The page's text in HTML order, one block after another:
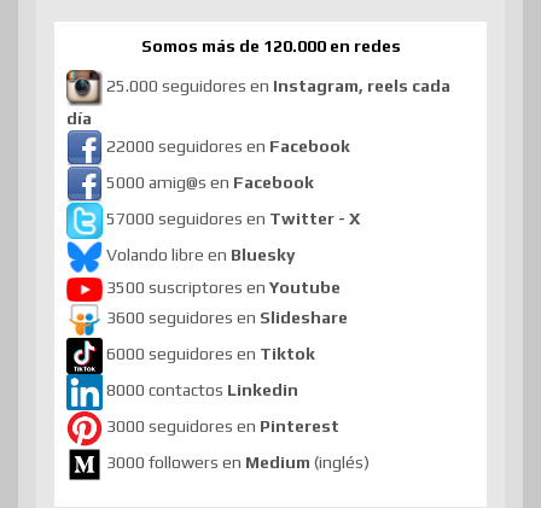
Somos más de 120.000 en redes
25.000 seguidores en Instagram, reels cada
día
22000 seguidores en Facebook
5000 amig@s en Facebook
57000 seguidores en Twitter - X
Volando libre en Bluesky
3500 suscriptores en Youtube
3600 seguidores en Slideshare
6000 seguidores en Tiktok
8000 contactos Linkedin
3000 seguidores en Pinterest
3000 followers en Medium (inglés)